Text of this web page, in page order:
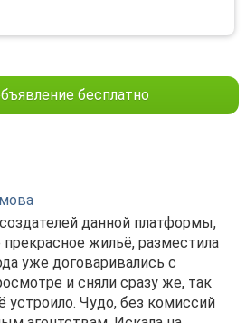
бесплатно
данной платформы,
жильё, разместила
уже договаривались с
и сняли сразу же, так
устроило. Чудо, без комиссий